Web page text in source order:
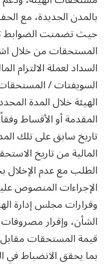
بالمدن الجديدة، مع
حيث تضمنت الضوابط
المستحقات من خلال
السداد لعملة الالتزام
السويفتات /
الهيئة خلال المدة
المقدمة أو الأقساط
تاريخ سابق على تلك
المالية من تاريخ
الطلب مع عدم الإخلال
الإجراءات المنصوص
وقرارات مجلس إدارة
قيمة المستحقات
بما يحقق الانضباط في